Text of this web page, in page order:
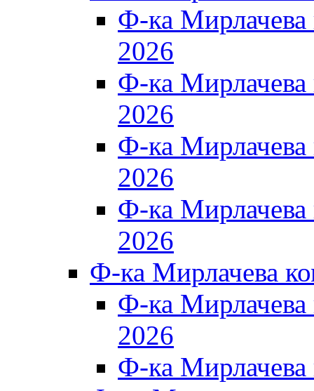
Ф-ка
2026
Ф-ка
2026
Ф-ка
2026
Ф-ка
2026
Ф-ка Мирлачева
Ф-ка
2026
Ф-ка